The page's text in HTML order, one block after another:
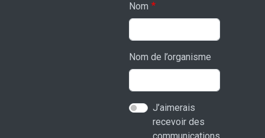
Nom
Nom de l’organisme
J’aimerais
recevoir des